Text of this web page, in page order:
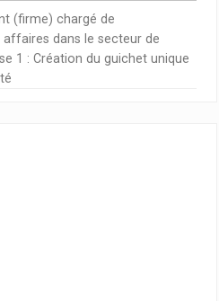
(firme) chargé de
affaires dans le secteur de
1 : Création du guichet unique